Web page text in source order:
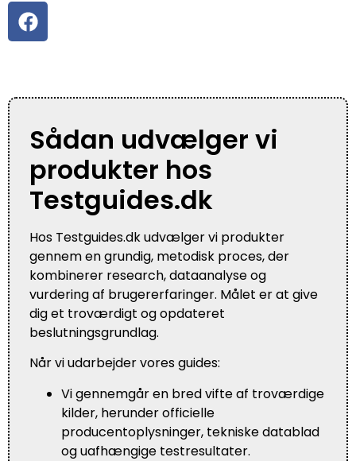
Sådan udvælger vi
produkter hos
Testguides.dk
Hos Testguides.dk udvælger vi produkter
gennem en grundig, metodisk proces, der
kombinerer research, dataanalyse og
vurdering af brugererfaringer. Målet er at give
dig et troværdigt og opdateret
beslutningsgrundlag.
Når vi udarbejder vores guides:
Vi gennemgår en bred vifte af troværdige
kilder, herunder officielle
producentoplysninger, tekniske datablad
og uafhængige testresultater.